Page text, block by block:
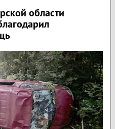
области